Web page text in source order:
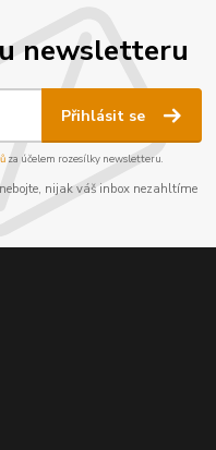
newsletteru
Přihlásit se
za účelem rozesílky newsletteru.
nijak váš inbox nezahltíme